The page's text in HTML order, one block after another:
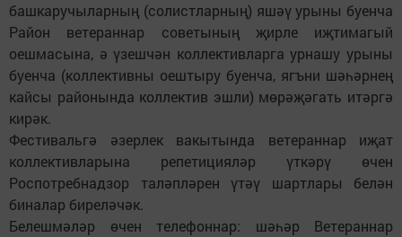
башкаручыларның (солистларның) яшәү урыны буенча
Район ветераннар советының җирле иҗтимагый
оешмасына, ә үзешчән коллективларга урнашу урыны
буенча (коллективны оештыру буенча, ягъни шәһәрнең
кайсы районында коллектив эшли) мөрәҗәгать итәргә
кирәк.
Фестивальгә әзерлек вакытында ветераннар иҗат
коллективларына репетицияләр үткәрү өчен
Роспотребнадзор таләпләрен үтәү шартлары белән
биналар биреләчәк.
Белешмәләр өчен телефоннар: шәһәр Ветераннар